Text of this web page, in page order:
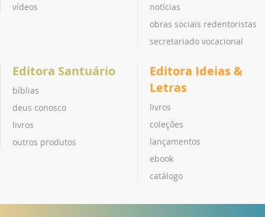
vídeos
notícias
obras sociais redentoristas
secretariado vocacional
Editora Santuário
bíblias
deus conosco
livros
outros produtos
Editora Ideias &
Letras
livros
coleções
lançamentos
ebook
catálogo